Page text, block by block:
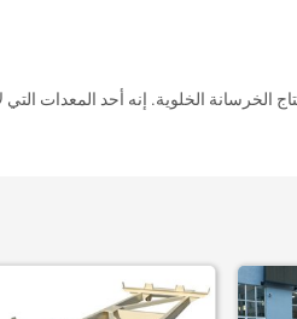
الخرسانة الخلوية. إنه أحد المعدات